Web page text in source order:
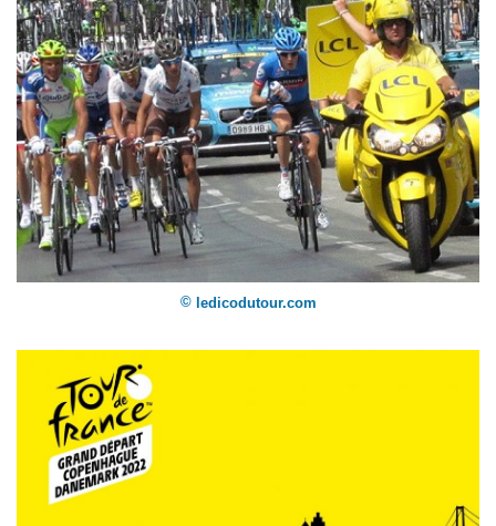
© ledicodutour.com